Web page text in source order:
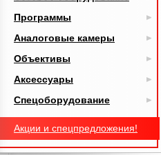
Программы
Аналоговые камеры
Объективы
Аксессуары
Спецоборудование
Акции и спецпредложения!